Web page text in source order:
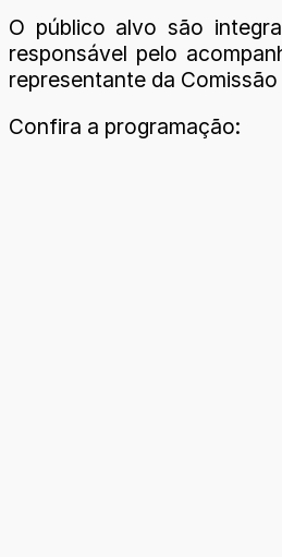
O público alvo são
responsável pelo
representante da
Confira a programação: